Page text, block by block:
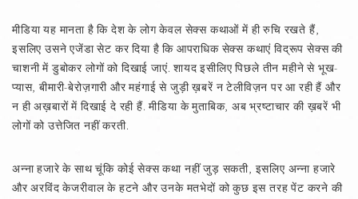
मीडिया यह मानता है कि देश के लोग केवल सेक्स कथाओं में ही रुचि रखते हैं,
इसलिए उसने एजेंडा सेट कर दिया है कि आपराधिक सेक्स कथाएं विद्रूप सेक्स की
चाशनी में डुबोकर लोगों को दिखाई जाएं. शायद इसीलिए पिछले तीन महीने से भूख-
प्यास, बीमारी-बेरोज़गारी और महंगाई से जुड़ी ख़बरें न टेलीविज़न पर आ रही हैं और
न ही अख़बारों में दिखाई दे रही हैं. मीडिया के मुताबिक, अब भ्रष्टाचार की ख़बरें भी
लोगों को उत्तेजित नहीं करती.
अन्ना हजारे के साथ चूंकि कोई सेक्स कथा नहीं जुड़ सकती, इसलिए अन्ना हजारे
और अरविंद केजरीवाल के हटने और उनके मतभेदों को कुछ इस तरह पेंट करने की